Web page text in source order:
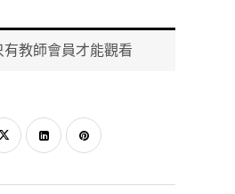
有教師會員才能觀看